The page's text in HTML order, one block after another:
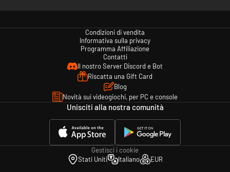
Condizioni di vendita
Informativa sulla privacy
Programma Affiliazione
Contatti
Il nostro Server Discord e Bot
Riscatta una Gift Card
Blog
Novità sui videogiochi, per PC e console
Unisciti alla nostra comunità
Gestisci i cookie
Stati Uniti
Italiano EUR